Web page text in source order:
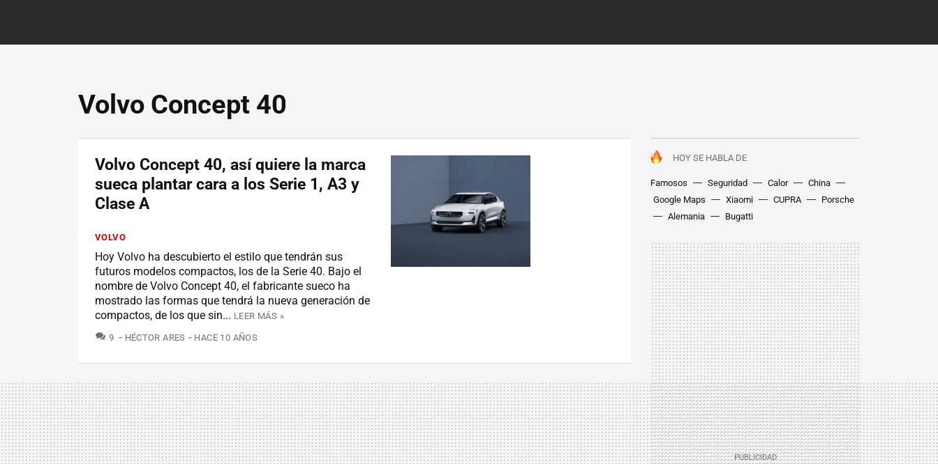
Volvo Concept 40
HOY SE HABLA DE
Famosos Seguridad Calor
China
Google Maps
Xiaomi CUPRA
Porsche
Alemania
Bugatti
Volvo Concept 40, así quiere la marca
sueca plantar cara a los Serie 1, A3 y
Clase A
VOLVO
Hoy Volvo ha descubierto el estilo que tendrán sus
futuros modelos compactos, los de la Serie 40. Bajo el
nombre de Volvo Concept 40, el fabricante sueco ha
mostrado las formas que tendrá la nueva generación de
compactos, de los que sin... LEER MÁS »
9 COMENTARIOS
HÉCTOR ARES HACE 10 AÑOS